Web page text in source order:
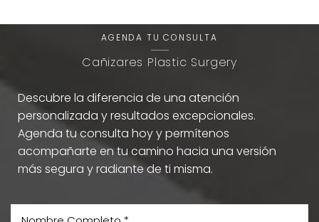
AGENDA TU CONSULTA
Cañizares Plastic Surgery
Descubre la diferencia de una atención
personalizada y resultados excepcionales.
Agenda tu consulta hoy y permítenos
acompañarte en tu camino hacia una versión
más segura y radiante de ti misma.